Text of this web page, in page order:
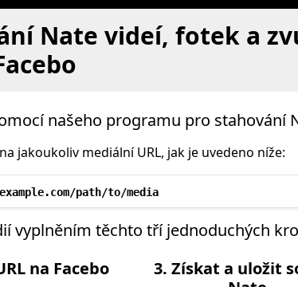
Nate videí, fotek a
našeho programu pro stahování
jakoukoliv mediální URL, jak je uvedeno níže:
path/to/media
vyplněním těchto tří jednoduchých
na Facebo
3. Získat a uložit